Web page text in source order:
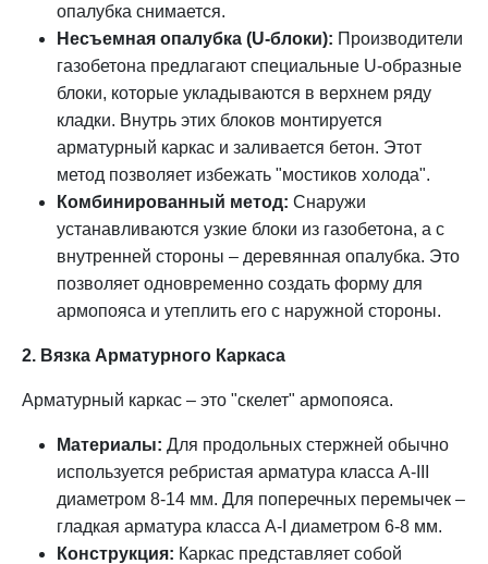
опалубка снимается.
Несъемная опалубка (U-блоки): Производители
газобетона предлагают специальные U-образные
блоки, которые укладываются в верхнем ряду
кладки. Внутрь этих блоков монтируется
арматурный каркас и заливается бетон. Этот
метод позволяет избежать "мостиков холода".
Комбинированный метод: Снаружи
устанавливаются узкие блоки из газобетона, а с
внутренней стороны – деревянная опалубка. Это
позволяет одновременно создать форму для
армопояса и утеплить его с наружной стороны.
2. Вязка Арматурного Каркаса
Арматурный каркас – это "скелет" армопояса.
Материалы: Для продольных стержней обычно
используется ребристая арматура класса А-III
диаметром 8-14 мм. Для поперечных перемычек –
гладкая арматура класса А-I диаметром 6-8 мм.
Конструкция: Каркас представляет собой